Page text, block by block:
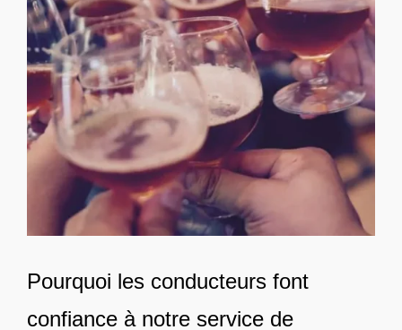
Pourquoi les conducteurs font
confiance à notre service de